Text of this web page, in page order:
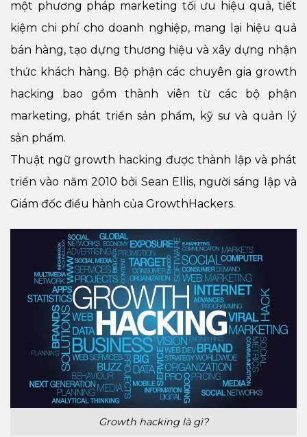
một phương pháp marketing tối ưu hiệu quả, tiết
kiệm chi phí cho doanh nghiệp, mang lại hiệu quả
bán hàng, tạo dựng thương hiệu và xây dựng nhận
thức khách hàng. Bộ phận các chuyên gia growth
hacking bao gồm thành viên từ các bộ phận
marketing, phát triển sản phẩm, kỹ sư và quản lý
sản phẩm.
Thuật ngữ growth hacking được thành lập và phát
triển vào năm 2010 bởi Sean Ellis, người sáng lập và
Giám đốc điều hành của GrowthHackers.
Growth hacking là gì?